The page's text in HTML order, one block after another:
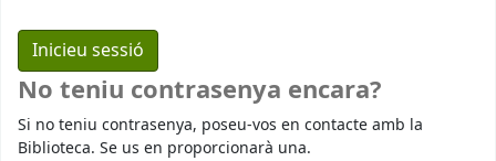
No teniu contrasenya encara?
Si no teniu contrasenya, poseu-vos en contacte amb la
Biblioteca. Se us en proporcionarà una.